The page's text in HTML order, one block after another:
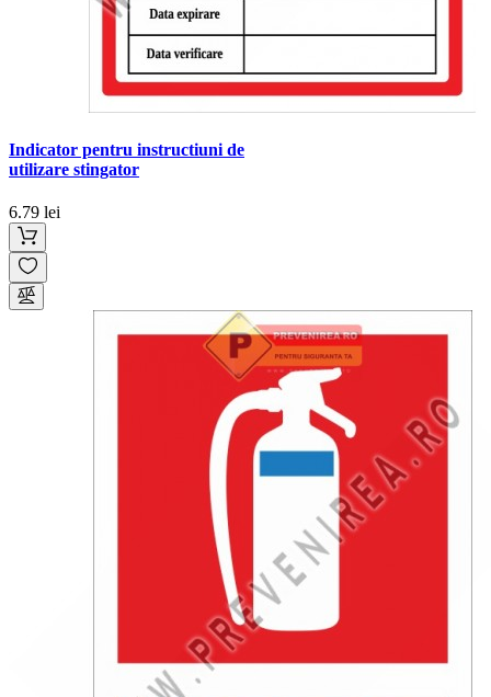
Indicator pentru instructiuni de
utilizare stingator
6.79 lei